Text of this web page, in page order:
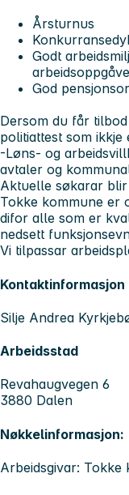
Årsturnus
Godt
God
Dersom du får
politiattest som
-Løns- og
avtaler og
Aktuelle søkarar
Tokke kommune er
difor alle som er
nedsett
Vi tilpassar
Kontaktinformasjon
Silje Andrea
Arbeidsstad
Revahaugvegen 6
3880 Dalen
Nøkkelinformasjon:
Arbeidsgivar: Tokke